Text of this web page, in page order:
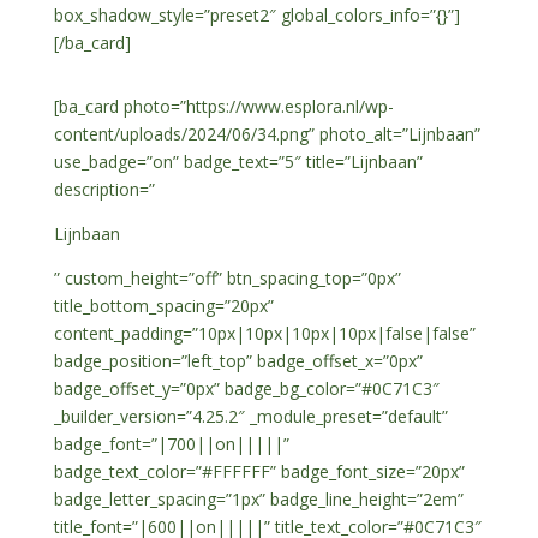
box_shadow_style=”preset2″ global_colors_info=”{}”]
[/ba_card]
[ba_card photo=”https://www.esplora.nl/wp-
content/uploads/2024/06/34.png” photo_alt=”Lijnbaan”
use_badge=”on” badge_text=”5″ title=”Lijnbaan”
description=”
Lijnbaan
” custom_height=”off” btn_spacing_top=”0px”
title_bottom_spacing=”20px”
content_padding=”10px|10px|10px|10px|false|false”
badge_position=”left_top” badge_offset_x=”0px”
badge_offset_y=”0px” badge_bg_color=”#0C71C3″
_builder_version=”4.25.2″ _module_preset=”default”
badge_font=”|700||on|||||”
badge_text_color=”#FFFFFF” badge_font_size=”20px”
badge_letter_spacing=”1px” badge_line_height=”2em”
title_font=”|600||on|||||” title_text_color=”#0C71C3″